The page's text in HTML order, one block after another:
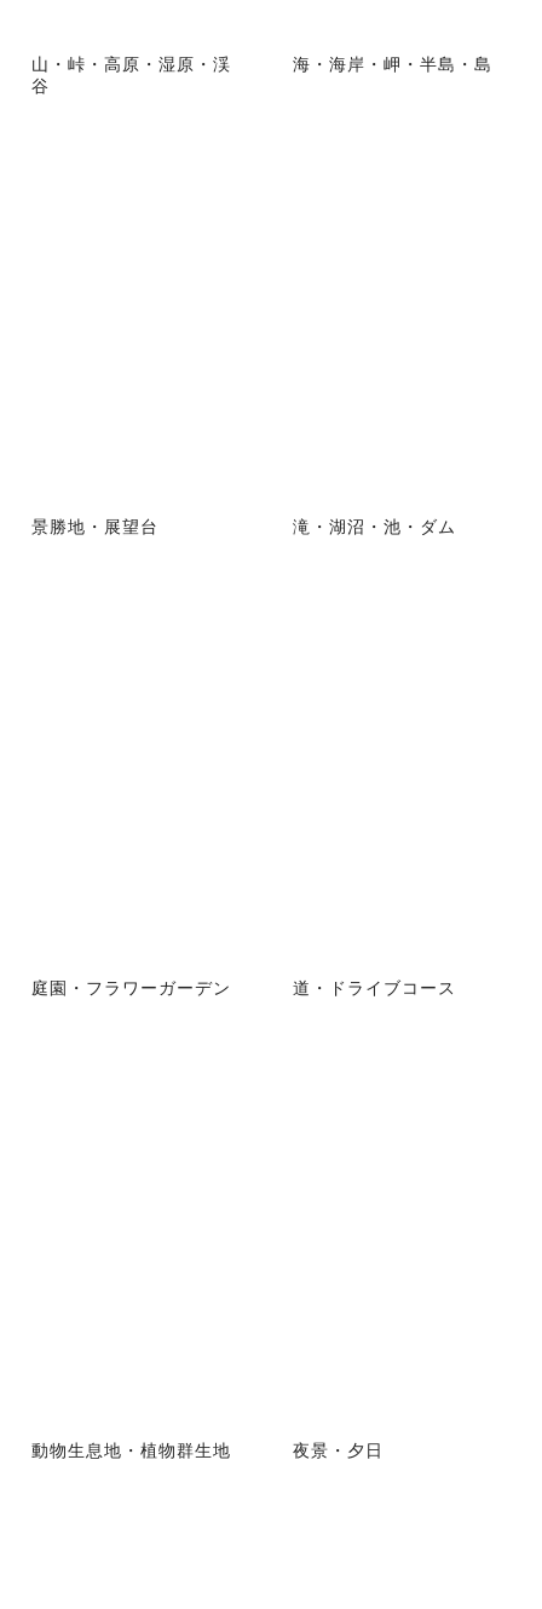
山・峠・高原・湿原・渓
谷
海・海岸・岬・半島・島
景勝地・展望台 滝・湖沼・池・ダム
庭園・フラワーガーデン 道・ドライブコース
動物生息地・植物群生地 夜景・夕日